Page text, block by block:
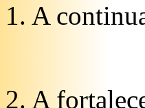
1. A
2. A